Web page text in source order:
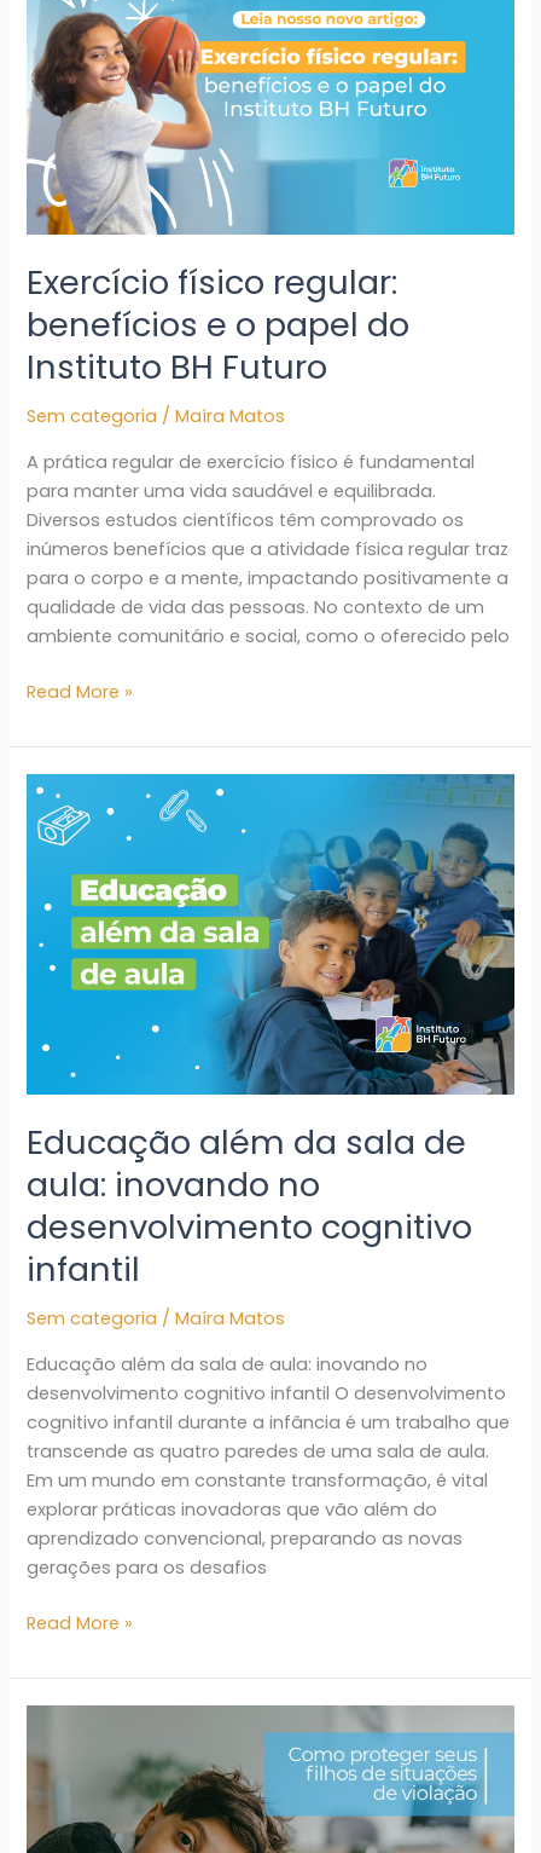
Exercício físico regular:
benefícios e o papel do
Instituto BH Futuro
Sem categoria /Maíra Matos
A prática regular de exercício físico é fundamental
para manter uma vida saudável e equilibrada.
Diversos estudos científicos têm comprovado os
inúmeros benefícios que a atividade física regular traz
para o corpo e a mente, impactando positivamente a
qualidade de vida das pessoas. No contexto de um
ambiente comunitário e social, como o oferecido pelo
benefícios
e
o
papel
do
Instituto
BH
Futuro
Read More »
Educação além da sala de
aula: inovando no
desenvolvimento cognitivo
infantil
Sem categoria /Maíra Matos
Educação além da sala de aula: inovando no
desenvolvimento cognitivo infantil O desenvolvimento
cognitivo infantil durante a infância é um trabalho que
transcende as quatro paredes de uma sala de aula.
Em um mundo em constante transformação, é vital
explorar práticas inovadoras que vão além do
aprendizado convencional, preparando as novas
gerações para os desafios
Educação
além
da
de
inovando
desenvolvimento
cognitivo
infantil
Read More »
SEU
FILHO
DE